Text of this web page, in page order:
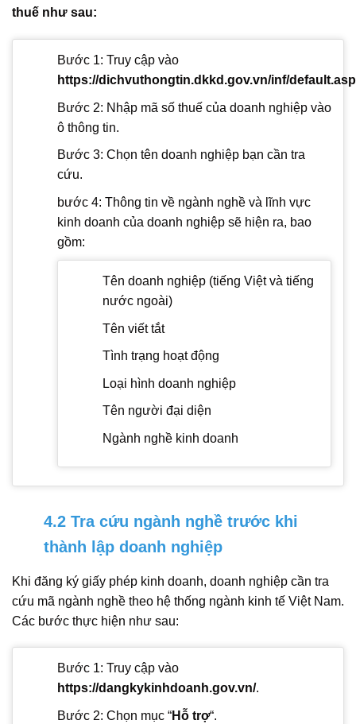
thuế như sau:
Bước 1: Truy cập vào
https://dichvuthongtin.dkkd.gov.vn/inf/
Bước 2: Nhập mã số thuế của doanh nghiệp vào
ô thông tin.
Bước 3: Chọn tên doanh nghiệp bạn cần tra
cứu.
bước 4: Thông tin về ngành nghề và lĩnh vực
kinh doanh của doanh nghiệp sẽ hiện ra, bao
gồm:
Tên doanh nghiệp (tiếng Việt và tiếng
nước ngoài)
Tên viết tắt
Tình trạng hoạt động
Loại hình doanh nghiệp
Tên người đại diện
Ngành nghề kinh doanh
4.2 Tra cứu ngành nghề trước khi
thành lập doanh nghiệp
Khi đăng ký giấy phép kinh doanh, doanh nghiệp cần tra
cứu mã ngành nghề theo hệ thống ngành kinh tế Việt Nam.
Các bước thực hiện như sau:
Bước 1: Truy cập vào
https://dangkykinhdoanh.gov.vn/.
Bước 2: Chọn mục “Hỗ trợ“.